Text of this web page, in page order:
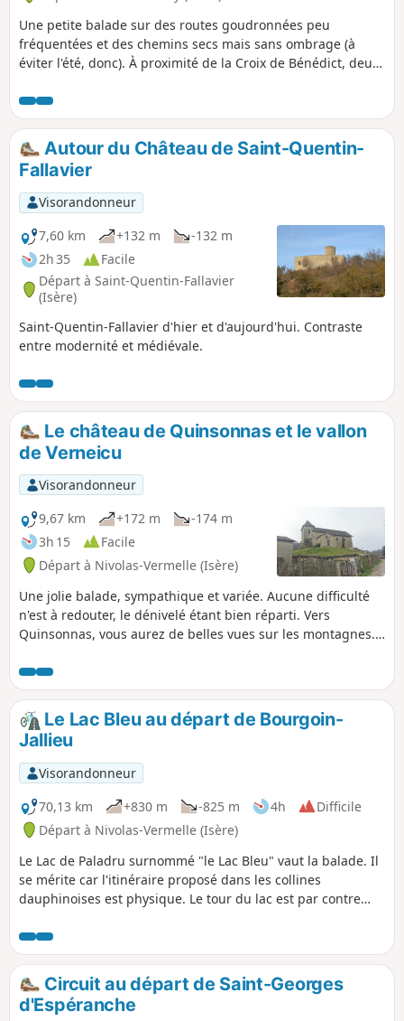
Une petite balade sur des routes goudronnées peu
fréquentées et des chemins secs mais sans ombrage (à
éviter l'été, donc). À proximité de la Croix de Bénédict, deux
ceux du Bugey mais aussi sur les Alpes, la Chartreuse et le
Vercors.
Autour du Château de Saint-Quentin-
Fallavier
Visorandonneur
7,60 km
+132 m
-132 m
2h 35
Facile
Départ à Saint-Quentin-Fallavier
(Isère)
Saint-Quentin-Fallavier d'hier et d'aujourd'hui. Contraste
entre modernité et médiévale.
Le château de Quinsonnas et le vallon
de Verneicu
Visorandonneur
9,67 km
+172 m
-174 m
3h 15
Facile
Départ à Nivolas-Vermelle (Isère)
Une jolie balade, sympathique et variée. Aucune difficulté
n'est à redouter, le dénivelé étant bien réparti. Vers
Quinsonnas, vous aurez de belles vues sur les montagnes.
Quinsonnas, la demeure de Fichaillon et l'église de
Vermelle. Cerise sur le gâteau, vous descendrez le
charmant vallon du ruisseau de Verneicu.
Le Lac Bleu au départ de Bourgoin-
Jallieu
Visorandonneur
70,13 km
+830 m -825 m 4h
Difficile
Départ à Nivolas-Vermelle (Isère)
Le Lac de Paladru surnommé "le Lac Bleu" vaut la balade. Il
se mérite car l'itinéraire proposé dans les collines
dauphinoises est physique. Le tour du lac est par contre
Circuit au départ de Saint-Georges
d'Espéranche